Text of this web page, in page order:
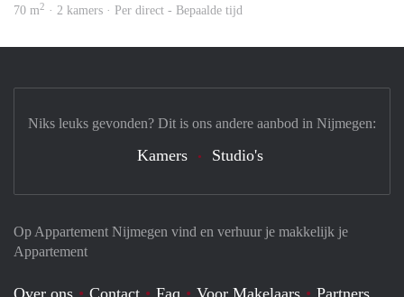
70 m2 · 2 kamers · Per direct - Bepaalde tijd
Op Appartement Nijmegen vind en verhuur je makkelijk je
Appartement
Over ons Contact Faq Voor Makelaars Partners
Niks leuks gevonden? Dit is ons andere aanbod in Nijmegen:
Kamers Studio's